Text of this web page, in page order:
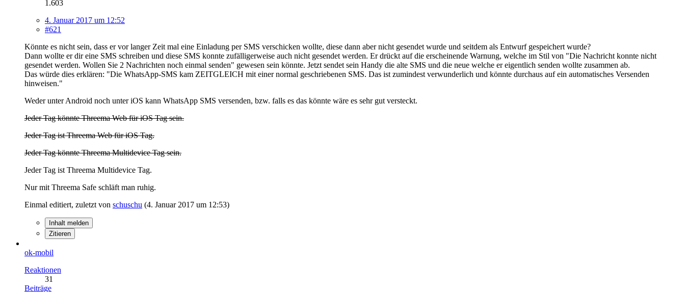
1.603
4. Januar 2017 um 12:52
#621
Könnte es nicht sein, dass er vor langer Zeit mal eine Einladung per SMS verschicken wollte, diese dann aber nicht gesendet wurde und seitdem als Entwurf gespeichert wurde?
Dann wollte er dir eine SMS schreiben und diese SMS konnte zufälligerweise auch nicht gesendet werden. Er drückt auf die erscheinende Warnung, welche im Stil von "Die Nachricht konnte nicht
gesendet werden. Wollen Sie 2 Nachrichten noch einmal senden" gewesen sein könnte. Jetzt sendet sein Handy die alte SMS und die neue welche er eigentlich senden wollte zusammen ab.
Das würde dies erklären: "Die WhatsApp-SMS kam ZEITGLEICH mit einer normal geschriebenen SMS. Das ist zumindest verwunderlich und könnte durchaus auf ein automatisches Versenden
hinweisen."
Weder unter Android noch unter iOS kann WhatsApp SMS versenden, bzw. falls es das könnte wäre es sehr gut versteckt.
Jeder Tag könnte Threema Web für iOS Tag sein.
Jeder Tag ist Threema Web für iOS Tag.
Jeder Tag könnte Threema Multidevice Tag sein.
Jeder Tag ist Threema Multidevice Tag.
Nur mit Threema Safe schläft man ruhig.
Einmal editiert, zuletzt von schuschu (4. Januar 2017 um 12:53)
Inhalt melden
Zitieren
ok-mobil
Reaktionen
31
Beiträge